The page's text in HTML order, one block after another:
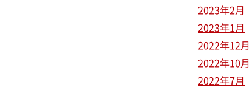
2023年2月
2023年1月
2022年12月
2022年10月
2022年7月